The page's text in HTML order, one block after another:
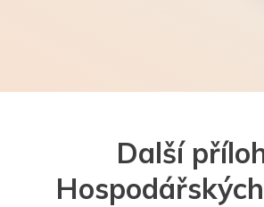
Další